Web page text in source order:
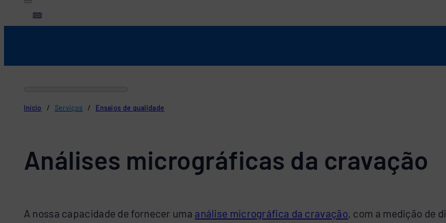
Início / Serviços / Ensaios de qualidade
Análises micrográficas da cravação
A nossa capacidade de fornecer uma análise micrográfica da cravação, com a medição de